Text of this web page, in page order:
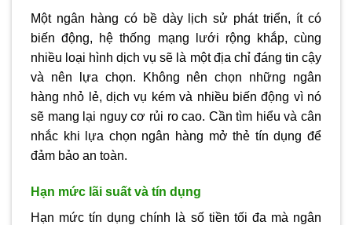
Một ngân hàng có bề dày lịch sử phát triển, ít có
biến động, hệ thống mạng lưới rộng khắp, cùng
nhiều loại hình dịch vụ sẽ là một địa chỉ đáng tin cậy
và nên lựa chọn. Không nên chọn những ngân
hàng nhỏ lẻ, dịch vụ kém và nhiều biến động vì nó
sẽ mang lại nguy cơ rủi ro cao. Cần tìm hiểu và cân
nhắc khi lựa chọn ngân hàng mở thẻ tín dụng để
đảm bảo an toàn.
Hạn mức lãi suất và tín dụng
Hạn mức tín dụng chính là số tiền tối đa mà ngân